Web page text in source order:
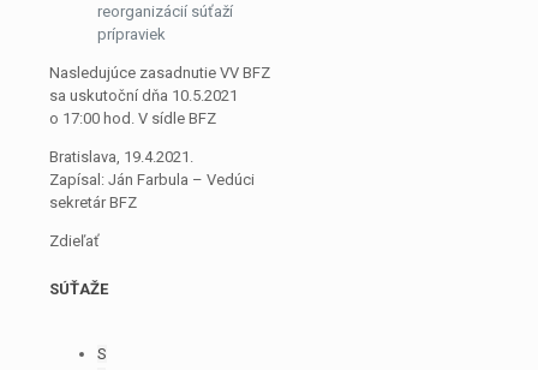
reorganizácií súťaží
prípraviek
Nasledujúce zasadnutie VV BFZ
sa uskutoční dňa 10.5.2021
o 17:00 hod. V sídle BFZ
Bratislava, 19.4.2021.
Zapísal: Ján Farbula – Vedúci
sekretár BFZ
Zdieľať
SÚŤAŽE
S